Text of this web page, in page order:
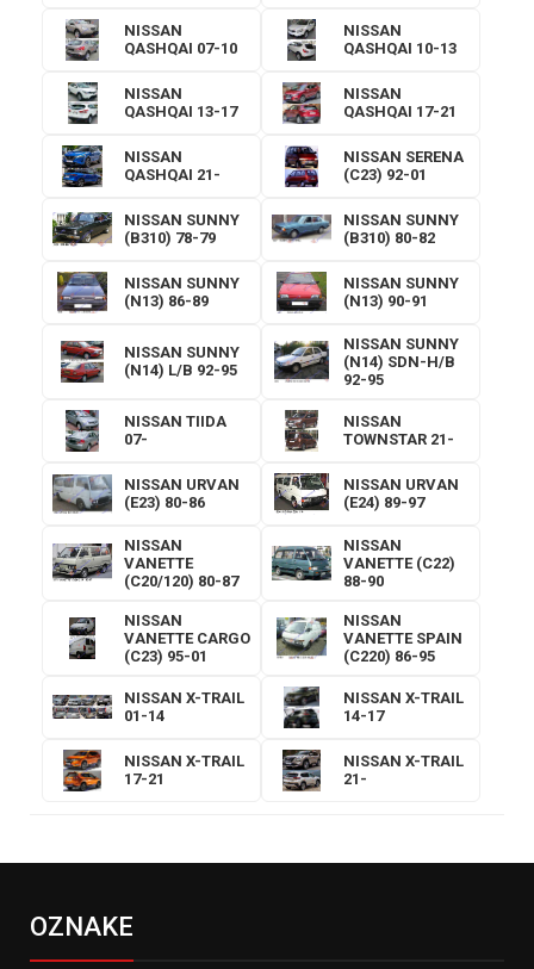
NISSAN
QASHQAI 07-10
NISSAN
QASHQAI 10-13
NISSAN
QASHQAI 13-17
NISSAN
QASHQAI 17-21
NISSAN
QASHQAI 21-
NISSAN SERENA
(C23) 92-01
NISSAN SUNNY
(B310) 78-79
NISSAN SUNNY
(B310) 80-82
NISSAN SUNNY
(N13) 86-89
NISSAN SUNNY
(N13) 90-91
NISSAN SUNNY
(N14) L/B 92-95
NISSAN SUNNY
(N14) SDN-H/B
92-95
NISSAN TIIDA
07-
NISSAN
TOWNSTAR 21-
NISSAN URVAN
(E23) 80-86
NISSAN URVAN
(E24) 89-97
NISSAN
VANETTE
(C20/120) 80-87
NISSAN
VANETTE (C22)
88-90
NISSAN
VANETTE CARGO
(C23) 95-01
NISSAN
VANETTE SPAIN
(C220) 86-95
NISSAN X-TRAIL
01-14
NISSAN X-TRAIL
14-17
NISSAN X-TRAIL
17-21
NISSAN X-TRAIL
21-
OZNAKE